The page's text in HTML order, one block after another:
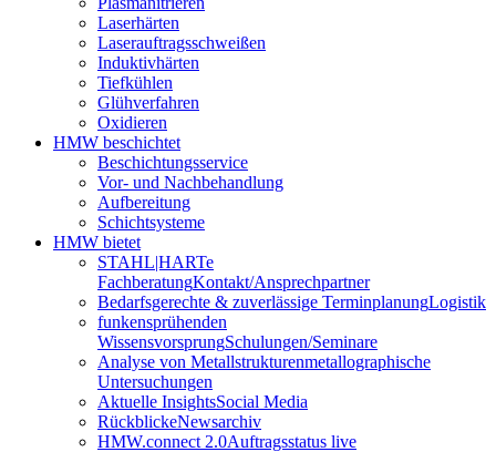
Laserhärten
Laserauftragsschweißen
Induktivhärten
Tiefkühlen
Glühverfahren
Oxidieren
HMW beschichtet
Beschichtungsservice
Vor- und Nachbehandlung
Aufbereitung
Schichtsysteme
HMW bietet
STAHL|HARTe
FachberatungKontakt/Ansprechpartner
Bedarfsgerechte & zuverlässige TerminplanungLogistik
funkensprühenden
WissensvorsprungSchulungen/Seminare
Analyse von Metallstrukturenmetallographische
Untersuchungen
Aktuelle InsightsSocial Media
RückblickeNewsarchiv
HMW.connect 2.0Auftragsstatus live